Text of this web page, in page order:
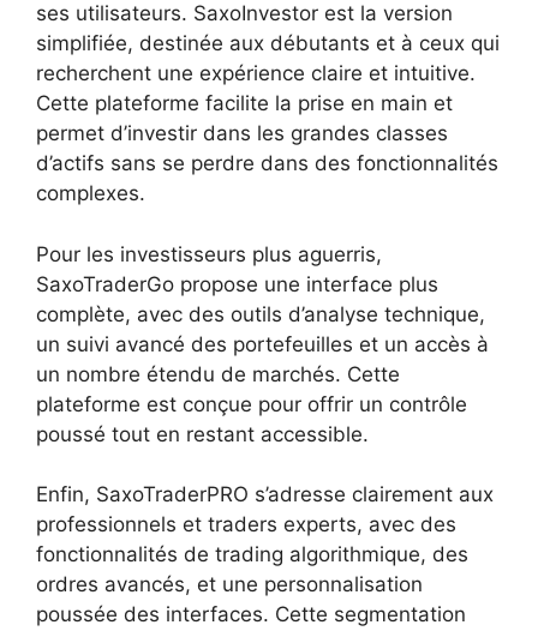
ses utilisateurs. SaxoInvestor est la version
simplifiée, destinée aux débutants et à ceux qui
recherchent une expérience claire et intuitive.
Cette plateforme facilite la prise en main et
permet d’investir dans les grandes classes
d’actifs sans se perdre dans des fonctionnalités
complexes.
Pour les investisseurs plus aguerris,
SaxoTraderGo propose une interface plus
complète, avec des outils d’analyse technique,
un suivi avancé des portefeuilles et un accès à
un nombre étendu de marchés. Cette
plateforme est conçue pour offrir un contrôle
poussé tout en restant accessible.
Enfin, SaxoTraderPRO s’adresse clairement aux
professionnels et traders experts, avec des
fonctionnalités de trading algorithmique, des
ordres avancés, et une personnalisation
poussée des interfaces. Cette segmentation